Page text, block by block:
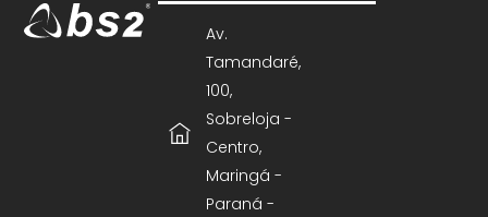
Av.
Tamandaré,
100,
Sobreloja -
Centro,
Maringá -
Paraná -